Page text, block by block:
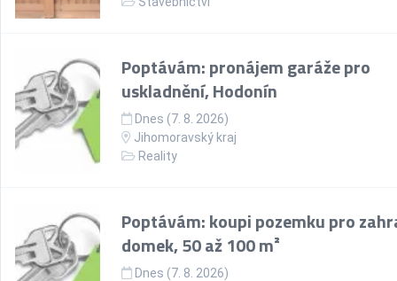
Poptávám: pronájem garáže pro
uskladnění, Hodonín
Dnes (7. 8. 2026)
Jihomoravský kraj
Reality
Poptávám: koupi pozemku pro
domek, 50 až 100 m²
Dnes (7. 8. 2026)